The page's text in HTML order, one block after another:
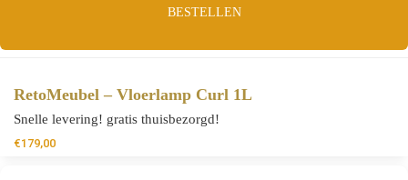
BESTELLEN
RetoMeubel – Vloerlamp Curl 1L
Snelle levering! gratis thuisbezorgd!
€179,00